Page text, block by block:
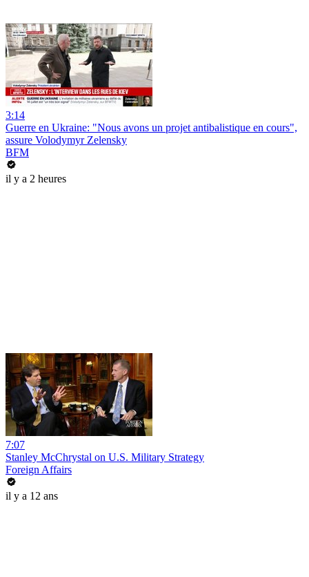
3:14
Guerre en Ukraine: "Nous avons un projet antibalistique en cours",
assure Volodymyr Zelensky
BFM
il y a 2 heures
7:07
Stanley McChrystal on U.S. Military Strategy
Foreign Affairs
il y a 12 ans